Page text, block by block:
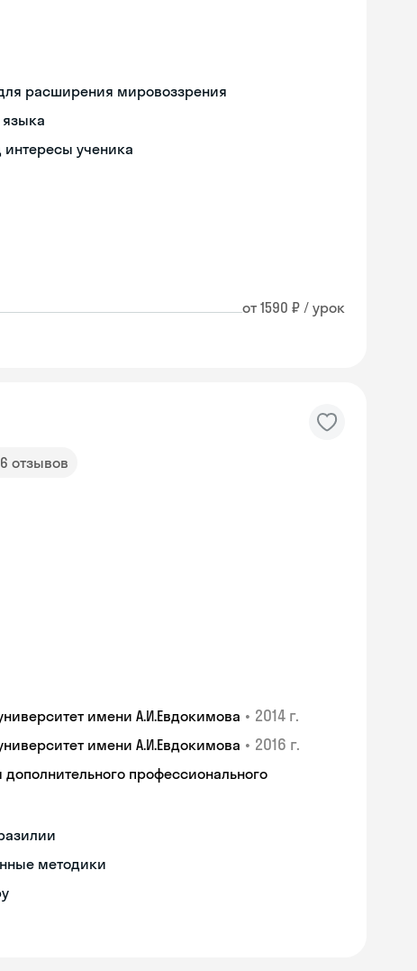
расширения мировоззрения
языка
ученика
от 1590 ₽ / урок
6 отзывов
имени А.И.Евдокимова • 2014 г.
имени А.И.Евдокимова • 2016 г.
профессионального
методики